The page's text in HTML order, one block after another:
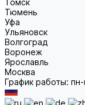
Томск
Тюмень
Уфа
Ульяновск
Волгоград
Воронеж
Ярославль
Москва
График работы: